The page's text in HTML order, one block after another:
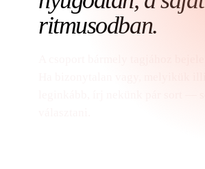
ritmusodban.